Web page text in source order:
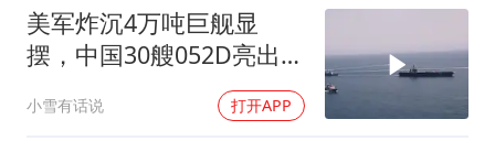
美军炸沉4万吨巨舰显
摆，中国30艘052D亮出
10马赫“航母杀手”，西太
变天了！
小雪有话说 打开APP